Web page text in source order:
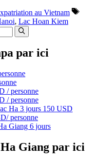
au Vietnam
, Lac Hoan Kiem
par ici
/ personne
/ personne
Ha 3 jours 150 USD
personne
Giang 6 jours
Ha Giang par ici